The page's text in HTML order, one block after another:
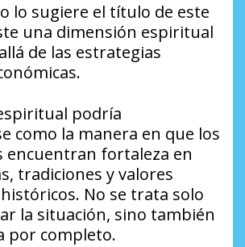
lo sugiere el título de este
una dimensión espiritual
de las estrategias
podría
como la manera en que los
encuentran fortaleza en
tradiciones y valores
No se trata solo
la situación, sino también
por completo.